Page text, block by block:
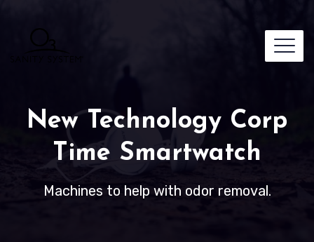
New Technology Corp
Time Smartwatch
Machines to help with odor removal.